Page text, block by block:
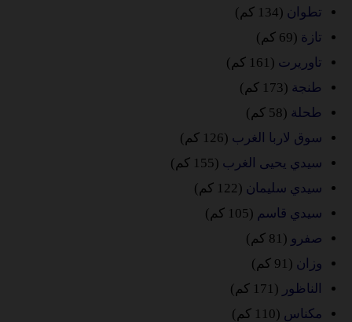
تطوان(134 كم)
تازة(69 كم)
تاوريرت(161 كم)
طنجة(173 كم)
طحلة(58 كم)
سوق لاربا الغرب(126 كم)
سيدي يحيى الغرب(155 كم)
سيدي سليمان(122 كم)
سيدي قاسم (105 كم)
صفرو (81 كم)
وزان(91 كم)
الناظور (171 كم)
مكناس (110 كم)